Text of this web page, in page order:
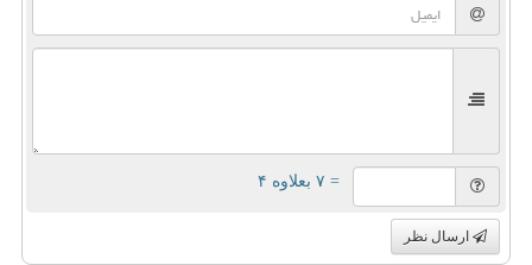
= ۷ بعلاوه ۴
ارسال نظر